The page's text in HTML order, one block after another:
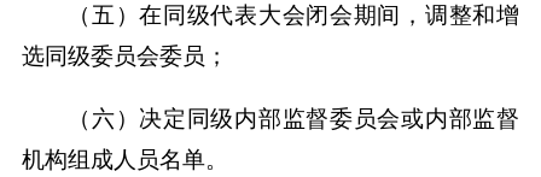
（五）在同级代表大会闭会期间，调整和增
选同级委员会委员；
（六）决定同级内部监督委员会或内部监督
机构组成人员名单。